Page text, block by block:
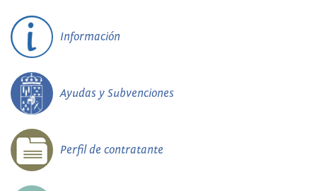
Información
Ayudas y Subvenciones
Perfil de contratante